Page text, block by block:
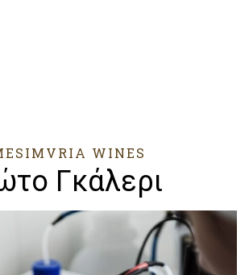
WINES
Γκάλερι